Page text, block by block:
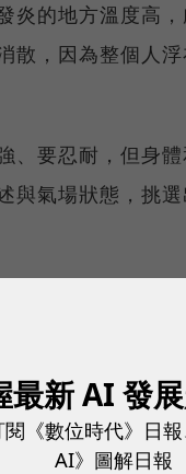
炎的地方溫度高
散，因為整個人
、要忍耐，但身
與氣場狀態，挑
無感，卻對能處
殊的「引夢」特
中釋放壓抑的憤
，挑戰雙獎肯定
最新 AI 發
閱《數位時代》日
AI》圖解日報